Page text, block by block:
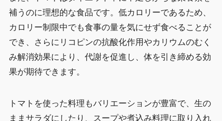
補うのに理想的な食品です。低カロリーであるため、
カロリー制限中でも食事の量を気にせず食べることが
でき、さらにリコピンの抗酸化作用やカリウムのむく
み解消効果により、代謝を促進し、体を引き締める効
果が期待できます。
トマトを使った料理もバリエーションが豊富で、生の
ままサラダにしたり、スープや煮込み料理に取り入れ